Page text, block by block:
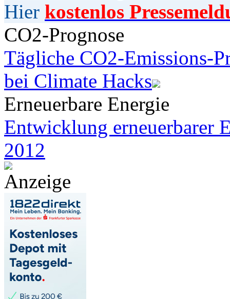
Hier kostenlos
CO2-Prognose
Tägliche CO2-Emissions-
bei Climate Hacks
Erneuerbare Energie
Entwicklung erneuerbarer
2012
Anzeige